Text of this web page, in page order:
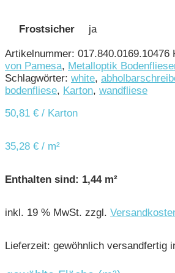
Frostsicher ja
Artikelnummer: 017.840.0169.10476
von Pamesa, Metalloptik
Schlagwörter: white,
bodenfliese, Karton, wandfliese
50,81 € / Karton
35,28 € / m²
Enthalten sind: 1,44 m²
inkl. 19 % MwSt. zzgl.
Lieferzeit: gewöhnlich versandfertig